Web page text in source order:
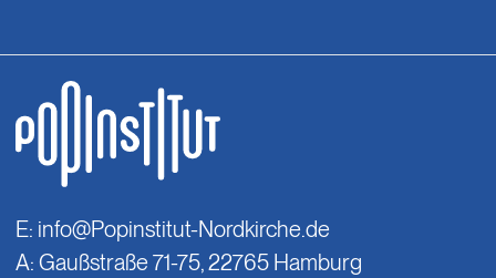
E: info@Popinstitut-Nordkirche.de
A: Gaußstraße 71-75, 22765 Hamburg